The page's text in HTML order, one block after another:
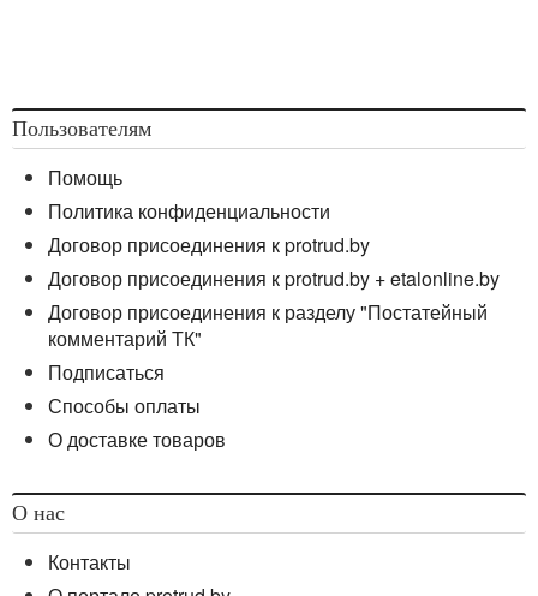
государственных секретов».
Пользователям
Помощь
Политика конфиденциальности
Договор присоединения к protrud.by
Договор присоединения к protrud.by + etalonline.by
Договор присоединения к разделу "Постатейный
комментарий ТК"
Подписаться
Способы оплаты
О доставке товаров
О нас
Контакты